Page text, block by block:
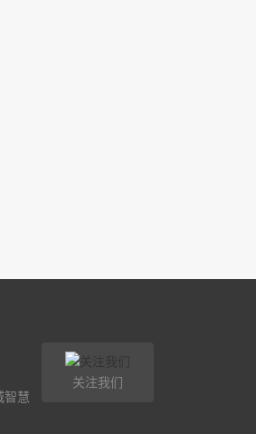
智慧
关注我们